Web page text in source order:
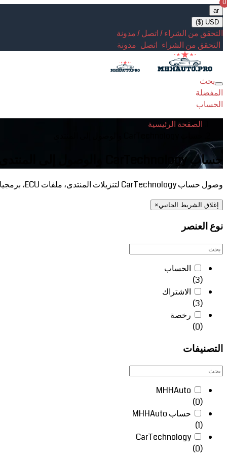
ar
USD ($)
التحقق من الشراء / اتصل / مدونة
التحقق من الشراء اتصل مدونة
Toggle
navigation
بحث
المفضلة
الحساب
0
الصفحة الرئيسية
حساب CarTechnology والوصول إلى المنتدى
وصول حساب CarTechnology لتنزيلات المنتدى، ملفات ECU، برمجيات الضبط، موارد التشخيص والرسائل الخاصة.
إغلاق الشريط الجانبي×
نوع العنصر
الحساب
(3)
الاشتراك
(3)
رخصة
(0)
التصنيفات
MHHAuto
(0)
حساب MHHAuto
(1)
CarTechnology
(0)